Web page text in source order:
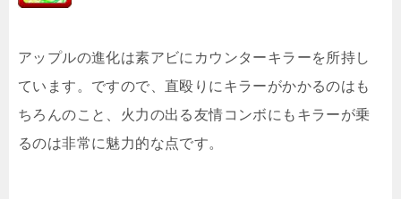
アップルの進化は素アビにカウンターキラーを所持し
ています。ですので、直殴りにキラーがかかるのはも
ちろんのこと、火力の出る友情コンボにもキラーが乗
るのは非常に魅力的な点です。